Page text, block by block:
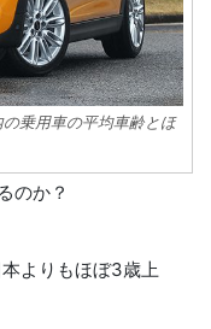
乗用車の平均車齢とほ
のか？
よりもほぼ3歳上